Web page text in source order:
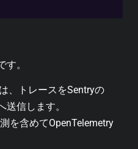
。
は、トレースをSentryの
送信します。
を含めてOpenTelemetry